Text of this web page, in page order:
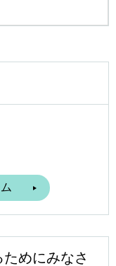
めにみなさ